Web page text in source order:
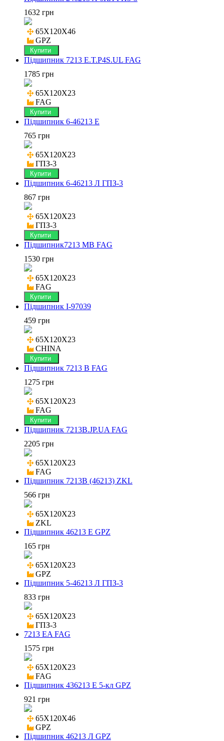
1632 грн
65X120X46
GPZ
Купити
Підшипник 7213 E.T.P4S.UL FAG
1785 грн
65X120X23
FAG
Купити
Підшипник 6-46213 Е
765 грн
65X120X23
ГПЗ-3
Купити
Підшипник 6-46213 Л ГПЗ-3
867 грн
65X120X23
ГПЗ-3
Купити
Підшипник7213 MB FAG
1530 грн
65X120X23
FAG
Купити
Підшипник I-97039
459 грн
65X120X23
CHINA
Купити
Підшипник 7213 B FAG
1275 грн
65X120X23
FAG
Купити
Підшипник 7213B.JP.UA FAG
2205 грн
65X120X23
FAG
Підшипник 7213В (46213) ZKL
566 грн
65X120X23
ZKL
Підшипник 46213 Е GPZ
165 грн
65X120X23
GPZ
Підшипник 5-46213 Л ГПЗ-3
833 грн
65X120X23
ГПЗ-3
7213 EA FAG
1575 грн
65X120X23
FAG
Підшипник 436213 Е 5-кл GPZ
921 грн
65X120X46
GPZ
Підшипник 46213 Л GPZ